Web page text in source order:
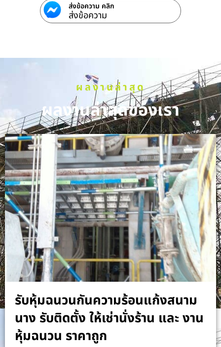
ส่งข้อความ คลิก
ส่งข้อความ
ผลงานล่าสุด
ผลงานล่าสุดของเรา
รับหุ้มฉนวนกันความร้อนแก้งสนาม
นาง รับติดตั้ง ให้เช่านั่งร้าน และ งาน
หุ้มฉนวน ราคาถูก